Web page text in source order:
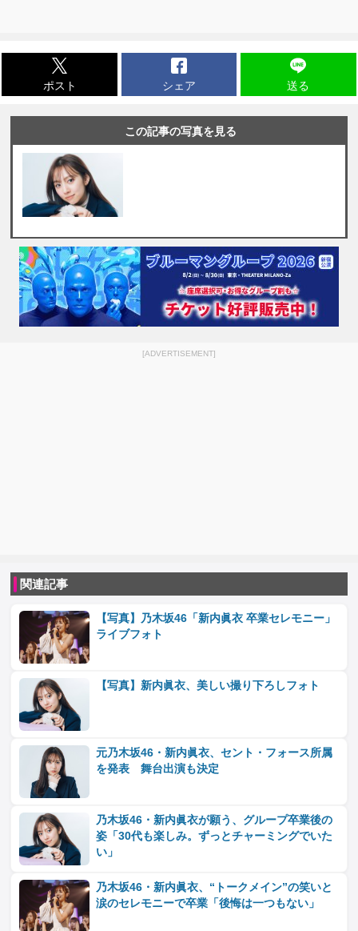
ポスト シェア 送る
この記事の写真を見る
[ADVERTISEMENT]
関連記事
【写真】乃木坂46「新内眞衣 卒業セレモニー」
ライブフォト
【写真】新内眞衣、美しい撮り下ろしフォト
元乃木坂46・新内眞衣、セント・フォース所属
を発表 舞台出演も決定
乃木坂46・新内眞衣が願う、グループ卒業後の
姿「30代も楽しみ。ずっとチャーミングでいた
い」
乃木坂46・新内眞衣、“トークメイン”の笑いと
涙のセレモニーで卒業「後悔は一つもない」